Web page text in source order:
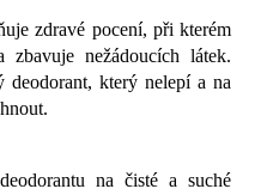
zdravé pocení, při kterém
nežádoucích látek.
deodorant, který nelepí a na
na čisté a suché